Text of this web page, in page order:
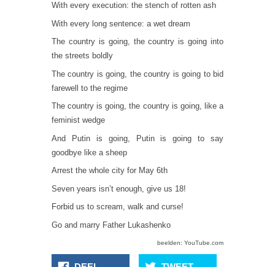
With every execution: the stench of rotten ash
With every long sentence: a wet dream
The country is going, the country is going into
the streets boldly
The country is going, the country is going to bid
farewell to the regime
The country is going, the country is going, like a
feminist wedge
And Putin is going, Putin is going to say
goodbye like a sheep
Arrest the whole city for May 6th
Seven years isn’t enough, give us 18!
Forbid us to scream, walk and curse!
Go and marry Father Lukashenko
beelden: YouTube.com